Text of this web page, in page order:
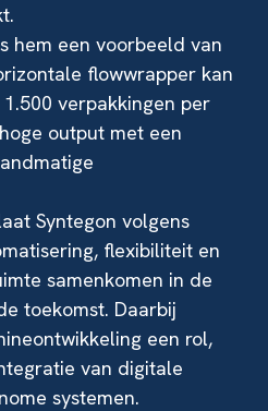
hem een voorbeeld van
flowwrapper kan
verpakkingen per
output met een
Syntegon volgens
flexibiliteit en
samenkomen in de
toekomst. Daarbij
een rol,
van digitale
systemen.